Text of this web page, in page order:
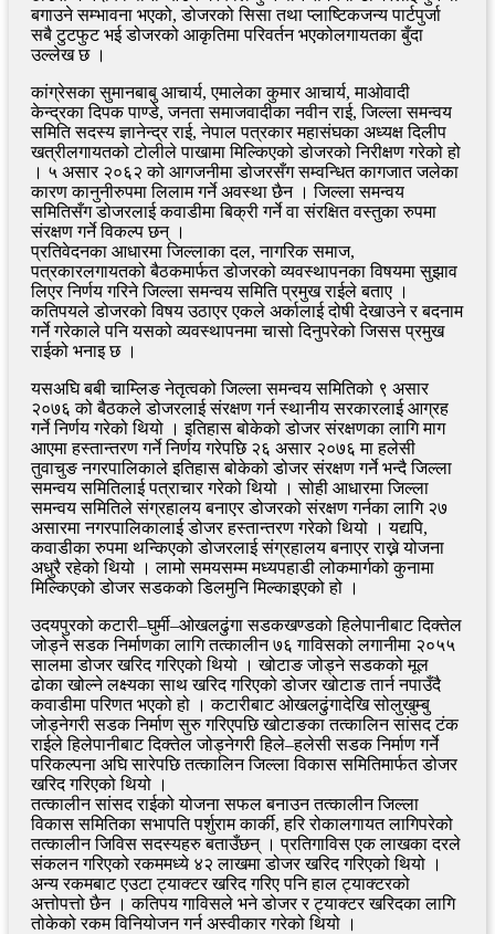
बगाउने सम्भावना भएको, डोजरको सिसा तथा प्लाष्टिकजन्य पार्टपुर्जा
सबै टुटफुट भई डोजरको आकृतिमा परिवर्तन भएकोलगायतका बुँदा
उल्लेख छ ।
कांग्रेसका सुमानबाबु आचार्य, एमालेका कुमार आचार्य, माओवादी
केन्द्रका दिपक पाण्डे, जनता समाजवादीका नवीन राई, जिल्ला समन्वय
समिति सदस्य ज्ञानेन्द्र राई, नेपाल पत्रकार महासंघका अध्यक्ष दिलीप
खत्रीलगायतको टोलीले पाखामा मिल्किएको डोजरको निरीक्षण गरेको हो
। ५ असार २०६२ को आगजनीमा डोजरसँग सम्वन्धित कागजात जलेका
कारण कानुनीरुपमा लिलाम गर्ने अवस्था छैन । जिल्ला समन्वय
समितिसँग डोजरलाई कवाडीमा बिक्री गर्ने वा संरक्षित वस्तुका रुपमा
संरक्षण गर्ने विकल्प छन् ।
प्रतिवेदनका आधारमा जिल्लाका दल, नागरिक समाज,
पत्रकारलगायतको बैठकमार्फत डोजरको व्यवस्थापनका विषयमा सुझाव
लिएर निर्णय गरिने जिल्ला समन्वय समिति प्रमुख राईले बताए ।
कतिपयले डोजरको विषय उठाएर एकले अर्कालाई दोषी देखाउने र बदनाम
गर्ने गरेकाले पनि यसको व्यवस्थापनमा चासो दिनुपरेको जिसस प्रमुख
राईको भनाइ छ ।
यसअघि बबी चाम्लिङ नेतृत्वको जिल्ला समन्वय समितिको ९ असार
२०७६ को बैठकले डोजरलाई संरक्षण गर्न स्थानीय सरकारलाई आग्रह
गर्ने निर्णय गरेको थियो । इतिहास बोकेको डोजर संरक्षणका लागि माग
आएमा हस्तान्तरण गर्ने निर्णय गरेपछि २६ असार २०७६ मा हलेसी
तुवाचुङ नगरपालिकाले इतिहास बोकेको डोजर संरक्षण गर्ने भन्दै जिल्ला
समन्वय समितिलाई पत्राचार गरेको थियो । सोही आधारमा जिल्ला
समन्वय समितिले संग्रहालय बनाएर डोजरको संरक्षण गर्नका लागि २७
असारमा नगरपालिकालाई डोजर हस्तान्तरण गरेको थियो । यद्यपि,
कवाडीका रुपमा थन्किएको डोजरलाई संग्रहालय बनाएर राख्ने योजना
अधुरै रहेको थियो । लामो समयसम्म मध्यपहाडी लोकमार्गको कुनामा
मिल्किएको डोजर सडकको डिलमुनि मिल्काइएको हो ।
उदयपुरको कटारी–घुर्मी–ओखलढुंगा सडकखण्डको हिलेपानीबाट दिक्तेल
जोड्ने सडक निर्माणका लागि तत्कालीन ७६ गाविसको लगानीमा २०५५
सालमा डोजर खरिद गरिएको थियो । खोटाङ जोड्ने सडकको मूल
ढोका खोल्ने लक्ष्यका साथ खरिद गरिएको डोजर खोटाङ तार्न नपाउँदै
कवाडीमा परिणत भएको हो । कटारीबाट ओखलढुंगादेखि सोलुखुम्बु
जोड्नेगरी सडक निर्माण सुरु गरिएपछि खोटाङका तत्कालिन सांसद टंक
राईले हिलेपानीबाट दिक्तेल जोड्नेगरी हिले–हलेसी सडक निर्माण गर्ने
परिकल्पना अघि सारेपछि तत्कालिन जिल्ला विकास समितिमार्फत डोजर
खरिद गरिएको थियो ।
तत्कालीन सांसद राईको योजना सफल बनाउन तत्कालीन जिल्ला
विकास समितिका सभापति पर्शुराम कार्की, हरि रोकालगायत लागिपरेको
तत्कालीन जिविस सदस्यहरु बताउँछन् । प्रतिगाविस एक लाखका दरले
संकलन गरिएको रकममध्ये ४२ लाखमा डोजर खरिद गरिएको थियो ।
अन्य रकमबाट एउटा ट्याक्टर खरिद गरिए पनि हाल ट्याक्टरको
अत्तोपत्तो छैन । कतिपय गाविसले भने डोजर र ट्याक्टर खरिदका लागि
तोकेको रकम विनियोजन गर्न अस्वीकार गरेको थियो ।